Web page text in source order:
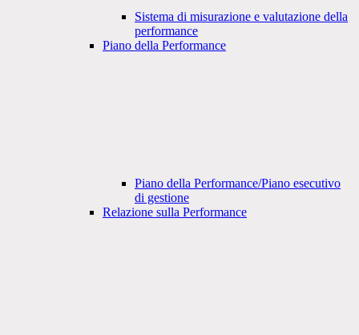
Sistema di misurazione e valutazione della
performance
Piano della Performance
Piano della Performance/Piano esecutivo
di gestione
Relazione sulla Performance